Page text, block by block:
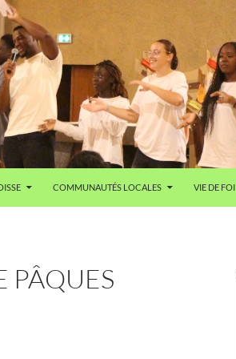
COMMUNAUTÉS LOCALES VIE DE FOI
PÂQUES